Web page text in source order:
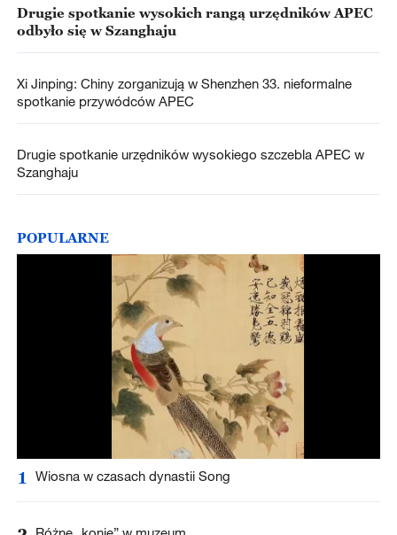
Drugie spotkanie wysokich rangą urzędników APEC
odbyło się w Szanghaju
Xi Jinping: Chiny zorganizują w Shenzhen 33. nieformalne
spotkanie przywódców APEC
Drugie spotkanie urzędników wysokiego szczebla APEC w
Szanghaju
POPULARNE
1 Wiosna w czasach dynastii Song